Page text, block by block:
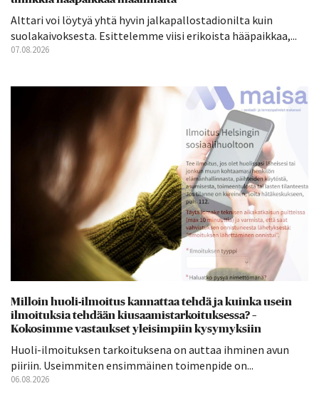
Alttari voi löytyä yhtä hyvin jalkapallostadionilta kuin
suolakaivoksesta. Esittelemme viisi erikoista hääpaikkaa,...
07.08.2026
Milloin huoli-ilmoitus kannattaa tehdä ja kuinka usein
ilmoituksia tehdään kiusaamistarkoituksessa? –
Kokosimme vastaukset yleisimpiin kysymyksiin
Huoli-ilmoituksen tarkoituksena on auttaa ihminen avun
piiriin. Useimmiten ensimmäinen toimenpide on...
06.08.2026